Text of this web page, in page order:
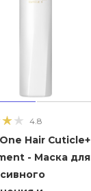
4.8
Hair Cuticle+
для